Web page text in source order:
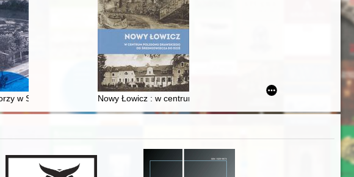
Rzeczypospolitej
w Sopocie : prestiż finansowy i towarzyski lokalnego mieszczaństwa w 2. poł. XIX w
Nowy Łowicz : w centrum poligonu drawskiego od średniowiecza